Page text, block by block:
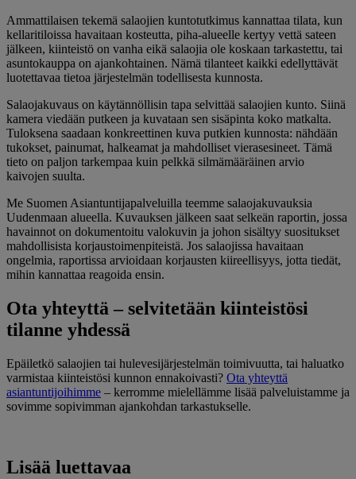
Ammattilaisen tekemä salaojien kuntotutkimus kannattaa tilata, kun
kellaritiloissa havaitaan kosteutta, piha-alueelle kertyy vettä sateen
jälkeen, kiinteistö on vanha eikä salaojia ole koskaan tarkastettu, tai
asuntokauppa on ajankohtainen. Nämä tilanteet kaikki edellyttävät
luotettavaa tietoa järjestelmän todellisesta kunnosta.
Salaojakuvaus on käytännöllisin tapa selvittää salaojien kunto. Siinä
kamera viedään putkeen ja kuvataan sen sisäpinta koko matkalta.
Tuloksena saadaan konkreettinen kuva putkien kunnosta: nähdään
tukokset, painumat, halkeamat ja mahdolliset vierasesineet. Tämä
tieto on paljon tarkempaa kuin pelkkä silmämääräinen arvio
kaivojen suulta.
Me Suomen Asiantuntijapalveluilla teemme salaojakuvauksia
Uudenmaan alueella. Kuvauksen jälkeen saat selkeän raportin, jossa
havainnot on dokumentoitu valokuvin ja johon sisältyy suositukset
mahdollisista korjaustoimenpiteistä. Jos salaojissa havaitaan
ongelmia, raportissa arvioidaan korjausten kiireellisyys, jotta tiedät,
mihin kannattaa reagoida ensin.
Ota yhteyttä – selvitetään kiinteistösi
tilanne yhdessä
Epäiletkö salaojien tai hulevesijärjestelmän toimivuutta, tai haluatko
varmistaa kiinteistösi kunnon ennakoivasti? Ota yhteyttä
asiantuntijoihimme – kerromme mielellämme lisää palveluistamme ja
sovimme sopivimman ajankohdan tarkastukselle.
Lisää luettavaa